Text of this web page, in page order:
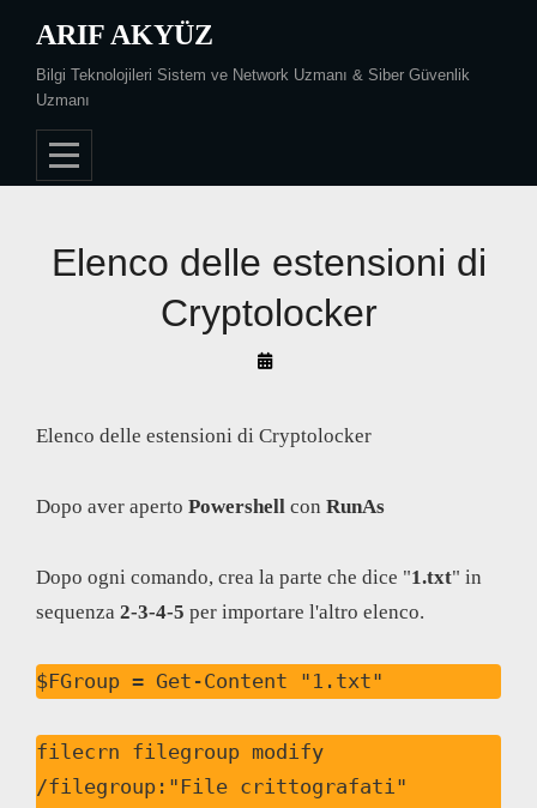
content
ARIF AKYÜZ
Bilgi Teknolojileri Sistem ve Network Uzmanı & Siber Güvenlik
Uzmanı
Elenco delle estensioni di
Cryptolocker
By
Elenco delle estensioni di Cryptolocker
Dopo aver aperto Powershell con RunAs
Dopo ogni comando, crea la parte che dice "1.txt" in
sequenza 2-3-4-5 per importare l'altro elenco.
$FGroup = Get-Content "1.txt"
filecrn filegroup modify
/filegroup:"File crittografati"